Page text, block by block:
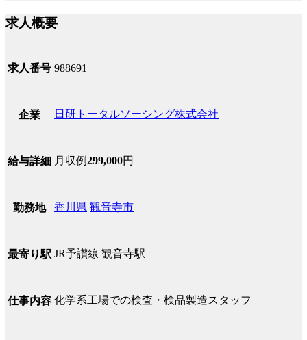
求人概要
求人番号 988691
企業 日研トータルソーシング株式会社
給与詳細 月収例299,000円
勤務地 香川県 観音寺市
最寄り駅 JR予讃線 観音寺駅
仕事内容 化学系工場での検査・検品製造スタッフ